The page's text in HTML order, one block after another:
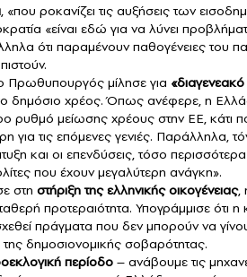
, «που ροκανίζει τις αυξήσεις των
«είναι εδώ για να λύνει
ότι παραμένουν παθογένειες του
Πρωθυπουργός μίλησε για «διαγενεακό
δημόσιο χρέος. Όπως ανέφερε, η
ρυθμό μείωσης χρέους στην ΕΕ, κάτι
για τις επόμενες γενιές. Παράλληλα,
και οι επενδύσεις, τόσο περισσότερα
που έχουν μεγαλύτερη ανάγκη».
στη στήριξη της ελληνικής οικογένειας,
προτεραιότητα. Υπογράμμισε ότι
πράγματα που δεν μπορούν να
δημοσιονομικής σοβαρότητας.
περίοδο – ανάβουμε τις